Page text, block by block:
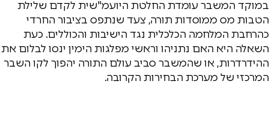
במוקד המשבר עומדת החלטת היועמ"שית לקדם שלילת
הטבות מס ממוסדות תורה, צעד שנתפס בציבור החרדי
כהרחבת המלחמה הכלכלית נגד הישיבות והכוללים. כעת
השאלה היא האם נתניהו וראשי מפלגות הימין ינסו לבלום את
ההידרדרות, או שהמשבר סביב עולם התורה יהפוך לקו השבר
המרכזי של מערכת הבחירות הקרובה.